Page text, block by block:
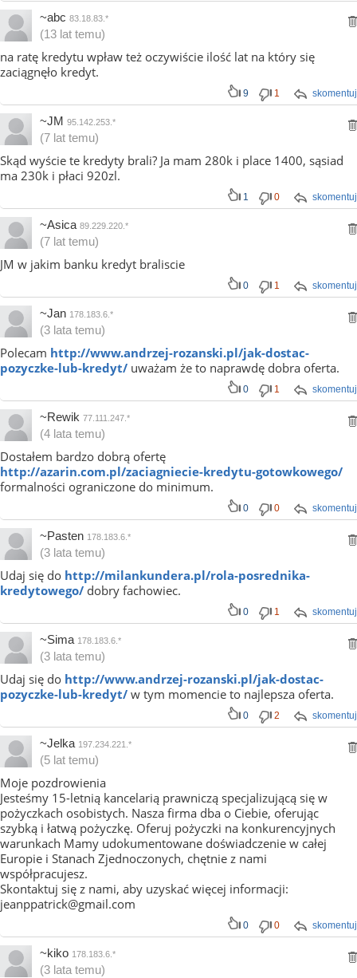
~abc 83.18.83.*
(13 lat temu)
na ratę kredytu wpław też oczywiście ilość lat na który się
zaciągnęło kredyt.
skomentuj
9 1
~JM 95.142.253.*
(7 lat temu)
Skąd wyście te kredyty brali? Ja mam 280k i place 1400, sąsiad
ma 230k i płaci 920zl.
skomentuj
1 0
~Asica 89.229.220.*
(7 lat temu)
JM w jakim banku kredyt braliscie
skomentuj
0 1
~Jan 178.183.6.*
(3 lata temu)
Polecam http://www.andrzej-rozanski.pl/jak-dostac-
pozyczke-lub-kredyt/ uważam że to naprawdę dobra oferta.
skomentuj
0 1
~Rewik 77.111.247.*
(4 lata temu)
Dostałem bardzo dobrą ofertę
http://azarin.com.pl/zaciagniecie-kredytu-gotowkowego/
formalności ograniczone do minimum.
skomentuj
0 0
~Pasten 178.183.6.*
(3 lata temu)
Udaj się do http://milankundera.pl/rola-posrednika-
kredytowego/ dobry fachowiec.
skomentuj
0 1
~Sima 178.183.6.*
(3 lata temu)
Udaj się do http://www.andrzej-rozanski.pl/jak-dostac-
pozyczke-lub-kredyt/ w tym momencie to najlepsza oferta.
skomentuj
0 2
~Jelka 197.234.221.*
(5 lat temu)
Moje pozdrowienia
Jesteśmy 15-letnią kancelarią prawniczą specjalizującą się w
pożyczkach osobistych. Nasza firma dba o Ciebie, oferując
szybką i łatwą pożyczkę. Oferuj pożyczki na konkurencyjnych
warunkach Mamy udokumentowane doświadczenie w całej
Europie i Stanach Zjednoczonych, chętnie z nami
współpracujesz.
Skontaktuj się z nami, aby uzyskać więcej informacji:
jeanppatrick@gmail.com
skomentuj
0 0
~kiko 178.183.6.*
(3 lata temu)